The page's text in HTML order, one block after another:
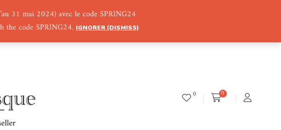
31 mai 2024) avec le code SPRING24
the code SPRING24. IGNORER (DISMISS)
0 0